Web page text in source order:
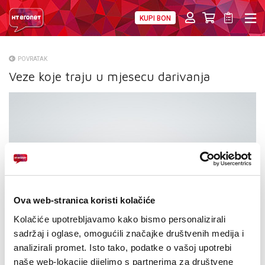
Ova web-stranica koristi kolačiće
Kolačiće upotrebljavamo kako bismo personalizirali
sadržaj i oglase, omogućili značajke društvenih medija i
analizirali promet. Isto tako, podatke o vašoj upotrebi
naše web-lokacije dijelimo s partnerima za društvene
KUPI BON
O NAMA
VELEPRODAJA
E-RAČUN
POVRATAK
Veze koje traju u mjesecu darivanja